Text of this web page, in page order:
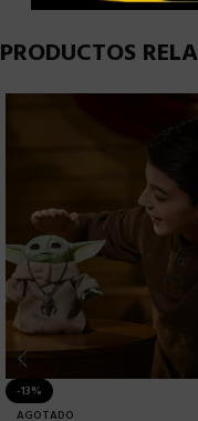
PRODUCTOS
-13%
AGOTADO